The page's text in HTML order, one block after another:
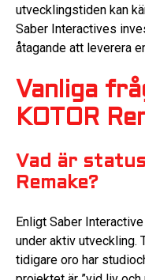
utvecklingstiden kan
Saber Interactives
åtagande att leverera
Vanliga
KOTOR
Vad är
Remake?
Enligt Saber
under aktiv utveckling.
tidigare oro har